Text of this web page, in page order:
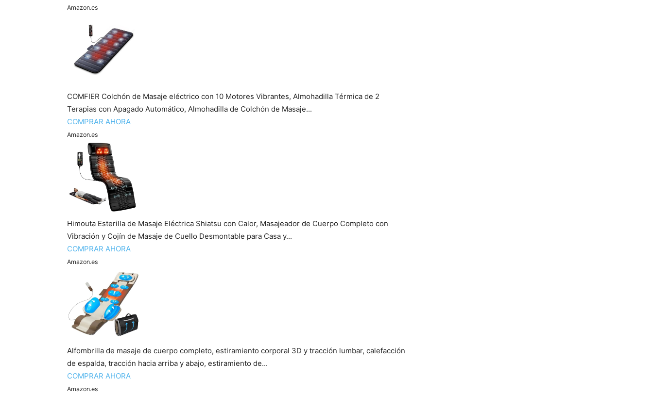
Amazon.es
COMFIER Colchón de Masaje eléctrico con 10 Motores Vibrantes, Almohadilla Térmica de 2
Terapias con Apagado Automático, Almohadilla de Colchón de Masaje...
COMPRAR AHORA
Amazon.es
Himouta Esterilla de Masaje Eléctrica Shiatsu con Calor, Masajeador de Cuerpo Completo con
Vibración y Cojín de Masaje de Cuello Desmontable para Casa y...
COMPRAR AHORA
Amazon.es
Alfombrilla de masaje de cuerpo completo, estiramiento corporal 3D y tracción lumbar, calefacción
de espalda, tracción hacia arriba y abajo, estiramiento de...
COMPRAR AHORA
Amazon.es